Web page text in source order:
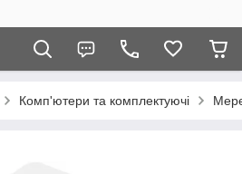
Комп'ютери та комплектуючі